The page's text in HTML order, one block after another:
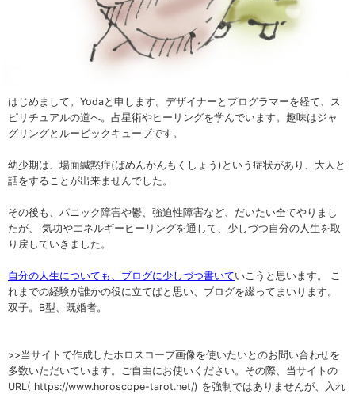
はじめまして。Yodaと申します。デザイナーとプログラマーを経て、ス
ピリチュアルの道へ。占星術やヒーリングを学んでいます。趣味はジャ
グリングとルービックキューブです。
幼少期は、場面緘黙症(ばめんかんもくしょう)という症状があり、大人と
話をすることが出来ませんでした。
その後も、パニック障害や鬱、強迫性障害など、だいたい全てやりまし
たが、 気功やエネルギーヒーリングを通して、少しづつ自分の人生を取
り戻していきました。
自分の人生についても、ブログに少しづつ書いていこうと思います。 こ
れまでの経験が誰かの役に立てばと思い、ブログを綴ってまいります。
双子。B型、既婚者。
>>当サイトで作成したホロスコープ画像を使いたいとのお問い合わせを
多数いただいています。ご自由にお使いください。その際、当サイトの
URL( https://www.horoscope-tarot.net/) を強制ではありませんが、入れ